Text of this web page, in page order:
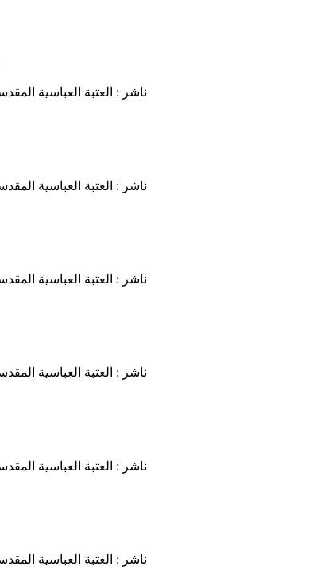
ناشر : العتبة العباسية
ناشر : العتبة العباسية
ناشر : العتبة العباسية
ناشر : العتبة العباسية
ناشر : العتبة العباسية
ناشر : العتبة العباسية